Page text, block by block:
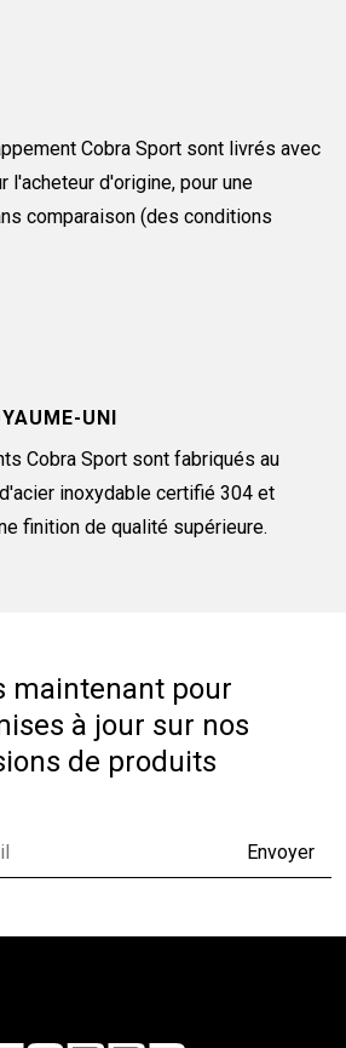
Cobra Sport sont livrés avec
l'acheteur d'origine, pour une
comparaison (des conditions
UNI
Cobra Sport sont fabriqués au
inoxydable certifié 304 et
finition de qualité supérieure.
maintenant pour
à jour sur nos
de produits
Envoyer